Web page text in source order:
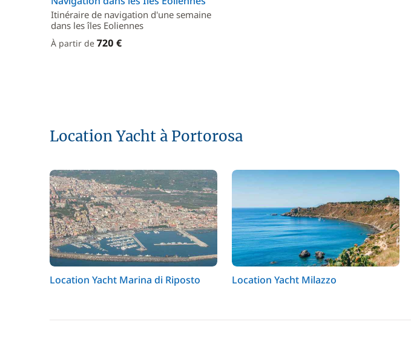
Itinéraire de navigation d'une semaine
dans les îles Eoliennes
À partir de 720 €
Location Yacht à Portorosa
Location Yacht Marina di Riposto Location Yacht Milazzo